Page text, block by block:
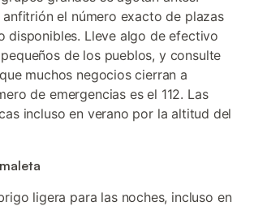
el número exacto de plazas
disponibles. Lleve algo de efectivo
de los pueblos, y consulte
muchos negocios cierran a
de emergencias es el 112. Las
incluso en verano por la altitud del
ligera para las noches, incluso en